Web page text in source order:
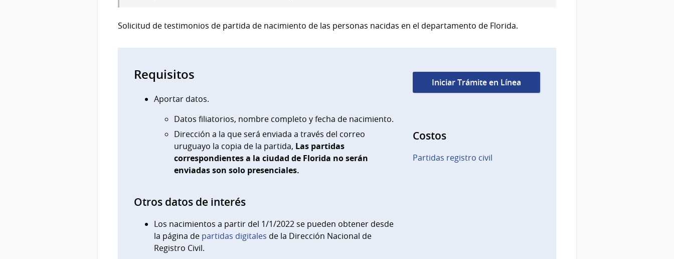
Solicitud de testimonios de partida de nacimiento de las personas nacidas en el departamento de Florida.
Requisitos
Aportar datos.
Datos filiatorios, nombre completo y fecha de nacimiento.
Dirección a la que será enviada a través del correo
uruguayo la copia de la partida, Las partidas
correspondientes a la ciudad de Florida no serán
enviadas son solo presenciales.
Otros datos de interés
Los nacimientos a partir del 1/1/2022 se pueden obtener desde
la página de partidas digitales de la Dirección Nacional de
Registro Civil.
Iniciar Trámite en Línea
Costos
Partidas registro civil